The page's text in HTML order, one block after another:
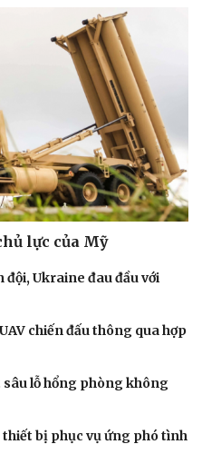
Công nghệ
Tin Công nghệ
Chuyển đổi số
lực của Mỹ
Ukraine đau đầu với
chiến đấu thông qua hợp
lỗ hổng phòng không
bị phục vụ ứng phó tình